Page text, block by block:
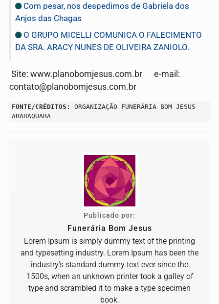
Com pesar, nos despedimos de Gabriela dos
Anjos das Chagas
O GRUPO MICELLI COMUNICA O FALECIMENTO
DA SRA. ARACY NUNES DE OLIVEIRA ZANIOLO.
Site: www.planobomjesus.com.br e-mail:
contato@planobomjesus.com.br
FONTE/CRÉDITOS:
ORGANIZAÇÃO FUNERÁRIA BOM JESUS
ARARAQUARA
Publicado por:
Funerária Bom Jesus
Lorem Ipsum is simply dummy text of the printing
and typesetting industry. Lorem Ipsum has been the
industry's standard dummy text ever since the
1500s, when an unknown printer took a galley of
type and scrambled it to make a type specimen
book.